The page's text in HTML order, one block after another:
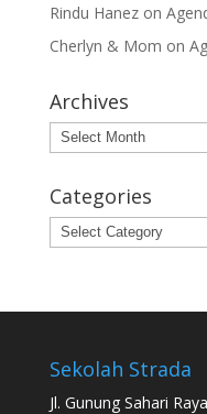
Rindu Hanezon
Cherlyn & Mom on
Archives
Archives
Categories
Categories
Sekolah Strada
Jl. Gunung Sahari